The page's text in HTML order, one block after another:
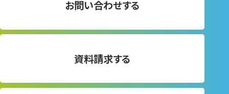
お問い合わせする
資料請求する